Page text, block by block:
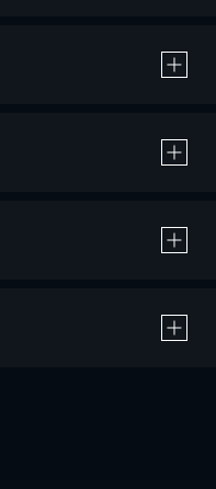
による作品の購入 / レンタルです。
ルは、20％のポイント還元です。